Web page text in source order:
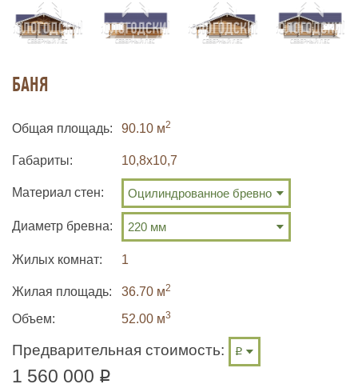
БАНЯ
Общая площадь 90.10 м2
Габариты 10,8х10,7
Материал стен:
Диаметр бревна:
Жилых комнат 1
Жилая площадь 36.70 м2
Объем: 52.00 м3
Предварительная стоимость:
1 560 000 q